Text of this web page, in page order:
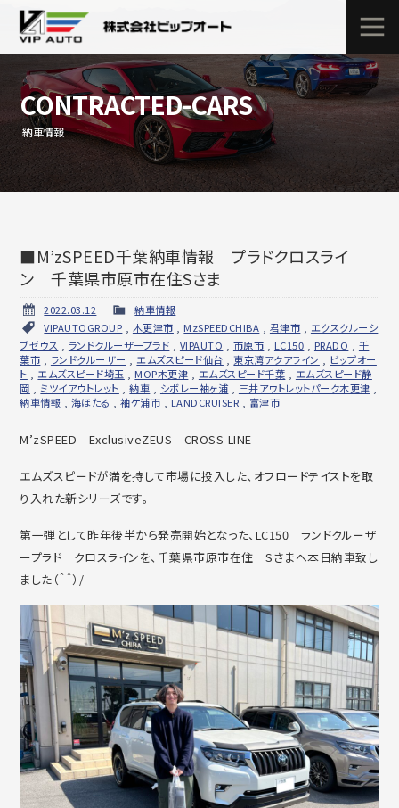
CONTRACTED-CARS
納車情報
■M’zSPEED千葉納車情報 プラドクロスライ
ン 千葉県市原市在住Sさま
2022.03.12
納車情報
VIPAUTOGROUP
木更津市 MzSPEEDCHIBA 君津市
エクスクルーシ
ブゼウス
ランドクルーザープラド VIPAUTO 市原市 LC150 PRADO
千
葉市
ランドクルーザー エムズスピード仙台 東京湾アクアライン
ビップオー
ト
エムズスピード埼玉 MOP木更津 エムズスピード千葉
エムズスピード静
岡
ミツイアウトレット ,納車 シボレー袖ヶ浦 三井アウトレットパーク木更津
納車情報
海ほたる ,袖ケ浦市 LANDCRUISER 富津市
M’zSPEED ExclusiveZEUS CROSS-LINE
エムズスピードが満を持して市場に投入した、オフロードテイストを取
り入れた新シリーズです。
第一弾として昨年後半から発売開始となった、LC150 ランドクルーザ
ープラド クロスラインを、千葉県市原市在住 Sさまへ本日納車致し
ました（＾＾）/